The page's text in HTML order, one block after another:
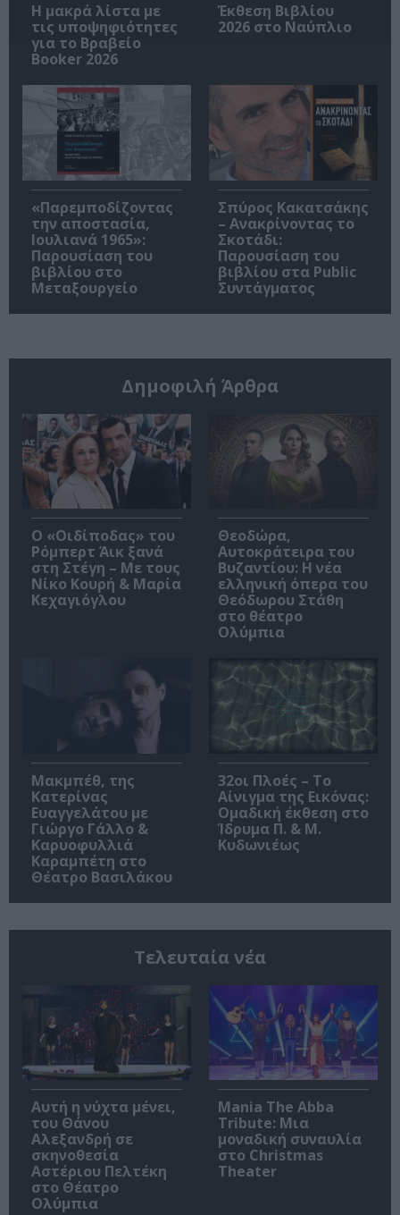
Η μακρά λίστα με
τις υποψηφιότητες
για το Βραβείο
Booker 2026
Έκθεση Βιβλίου
2026 στο Ναύπλιο
«Παρεμποδίζοντας
την αποστασία,
Ιουλιανά 1965»:
Παρουσίαση του
βιβλίου στο
Μεταξουργείο
Σπύρος Κακατσάκης
– Ανακρίνοντας το
Σκοτάδι:
Παρουσίαση του
βιβλίου στα Public
Συντάγματος
Δημοφιλή Άρθρα
O «Οιδίποδας» του
Ρόμπερτ Άικ ξανά
στη Στέγη – Με τους
Νίκο Κουρή & Μαρία
Κεχαγιόγλου
Θεοδώρα,
Αυτοκράτειρα του
Βυζαντίου: Η νέα
ελληνική όπερα του
Θεόδωρου Στάθη
στο θέατρο
Ολύμπια
Μακμπέθ, της
Κατερίνας
Ευαγγελάτου με
Γιώργο Γάλλο &
Καρυοφυλλιά
Καραμπέτη στο
Θέατρο Βασιλάκου
32οι Πλοές – Το
Αίνιγμα της Εικόνας:
Ομαδική έκθεση στο
Ίδρυμα Π. & Μ.
Κυδωνιέως
Τελευταία νέα
Αυτή η νύχτα μένει,
του Θάνου
Αλεξανδρή σε
σκηνοθεσία
Αστέριου Πελτέκη
στο Θέατρο
Ολύμπια
Mania The Abba
Tribute: Μια
μοναδική συναυλία
στο Christmas
Theater